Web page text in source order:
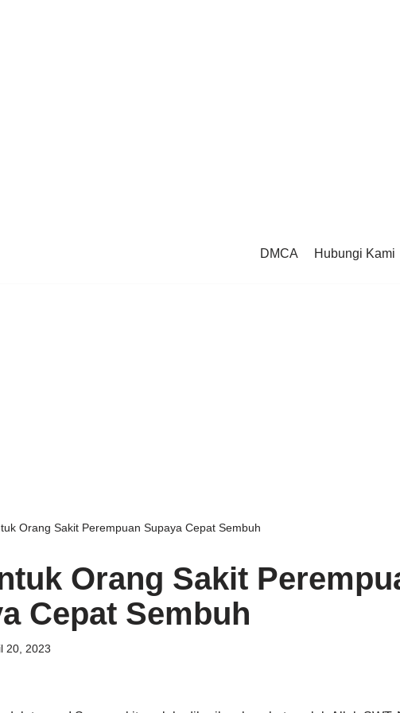
DMCA Hubungi Kami
Orang Sakit Perempuan Supaya Cepat Sembuh
Orang Sakit
Cepat Sembuh
20, 2023